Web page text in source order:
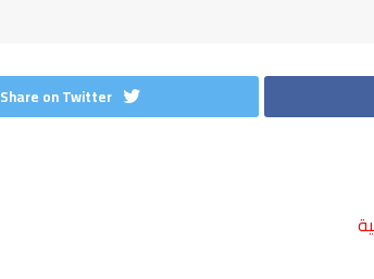
Share on Twitter